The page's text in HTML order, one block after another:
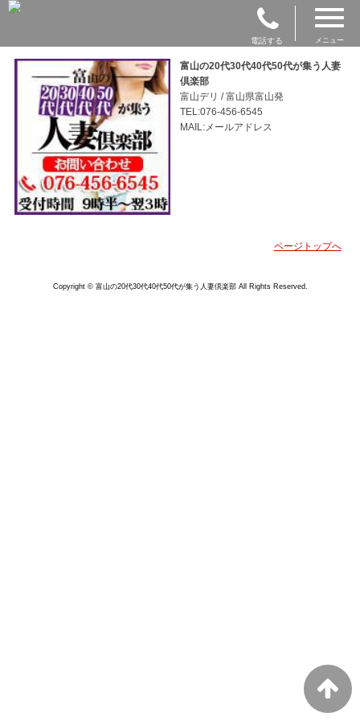
電話する メニュー
富山の20代30代40代50代が集う人妻
倶楽部
富山デリ / 富山県富山発
TEL:076-456-6545
MAIL:メールアドレス
ページトップへ
Copyright © 富山の20代30代40代50代が集う人妻倶楽部 All Rights Reserved.